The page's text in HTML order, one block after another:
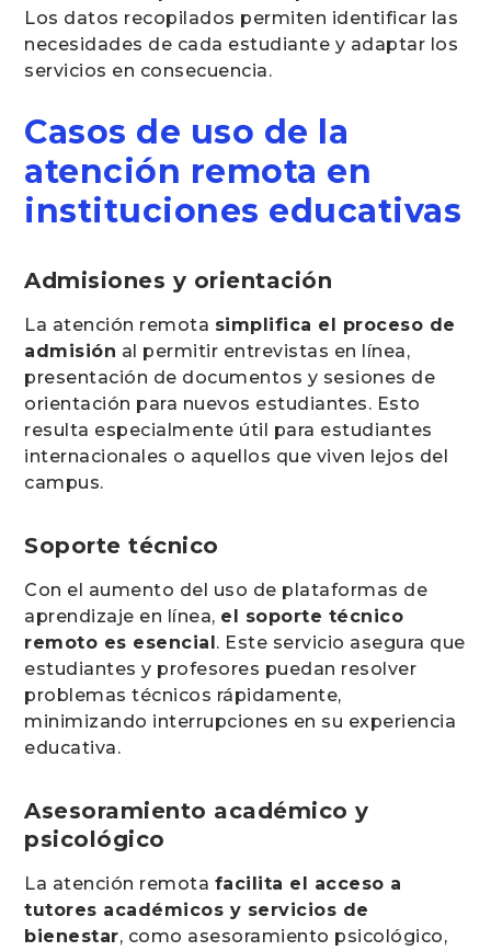
Los datos recopilados permiten identificar las
necesidades de cada estudiante y adaptar los
servicios en consecuencia.
Casos de uso de la
atención remota en
instituciones educativas
Admisiones y orientación
La atención remota simplifica el proceso de
admisión al permitir entrevistas en línea,
presentación de documentos y sesiones de
orientación para nuevos estudiantes. Esto
resulta especialmente útil para estudiantes
internacionales o aquellos que viven lejos del
campus.
Soporte técnico
Con el aumento del uso de plataformas de
aprendizaje en línea, el soporte técnico
remoto es esencial. Este servicio asegura que
estudiantes y profesores puedan resolver
problemas técnicos rápidamente,
minimizando interrupciones en su experiencia
educativa.
Asesoramiento académico y
psicológico
La atención remota facilita el acceso a
tutores académicos y servicios de
bienestar, como asesoramiento psicológico,